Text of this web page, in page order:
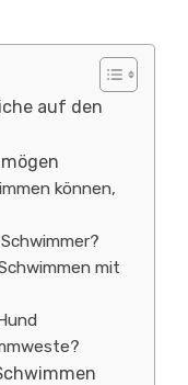
auf den
können,
mit